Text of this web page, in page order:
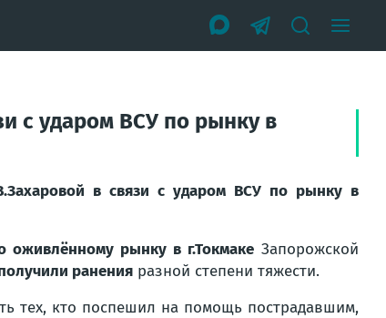
с ударом ВСУ по рынку в
в связи с ударом ВСУ по рынку в
оживлённому рынку в г.Токмаке Запорожской
ранения разной степени тяжести.
тех, кто поспешил на помощь пострадавшим,